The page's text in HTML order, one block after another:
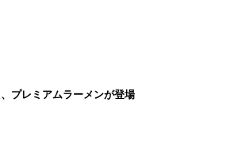
プレミアムラーメンが登場